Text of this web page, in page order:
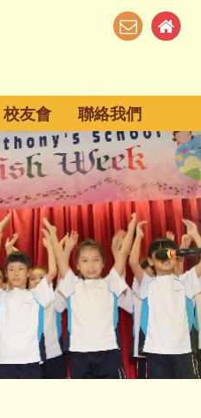
校友會 聯絡我們